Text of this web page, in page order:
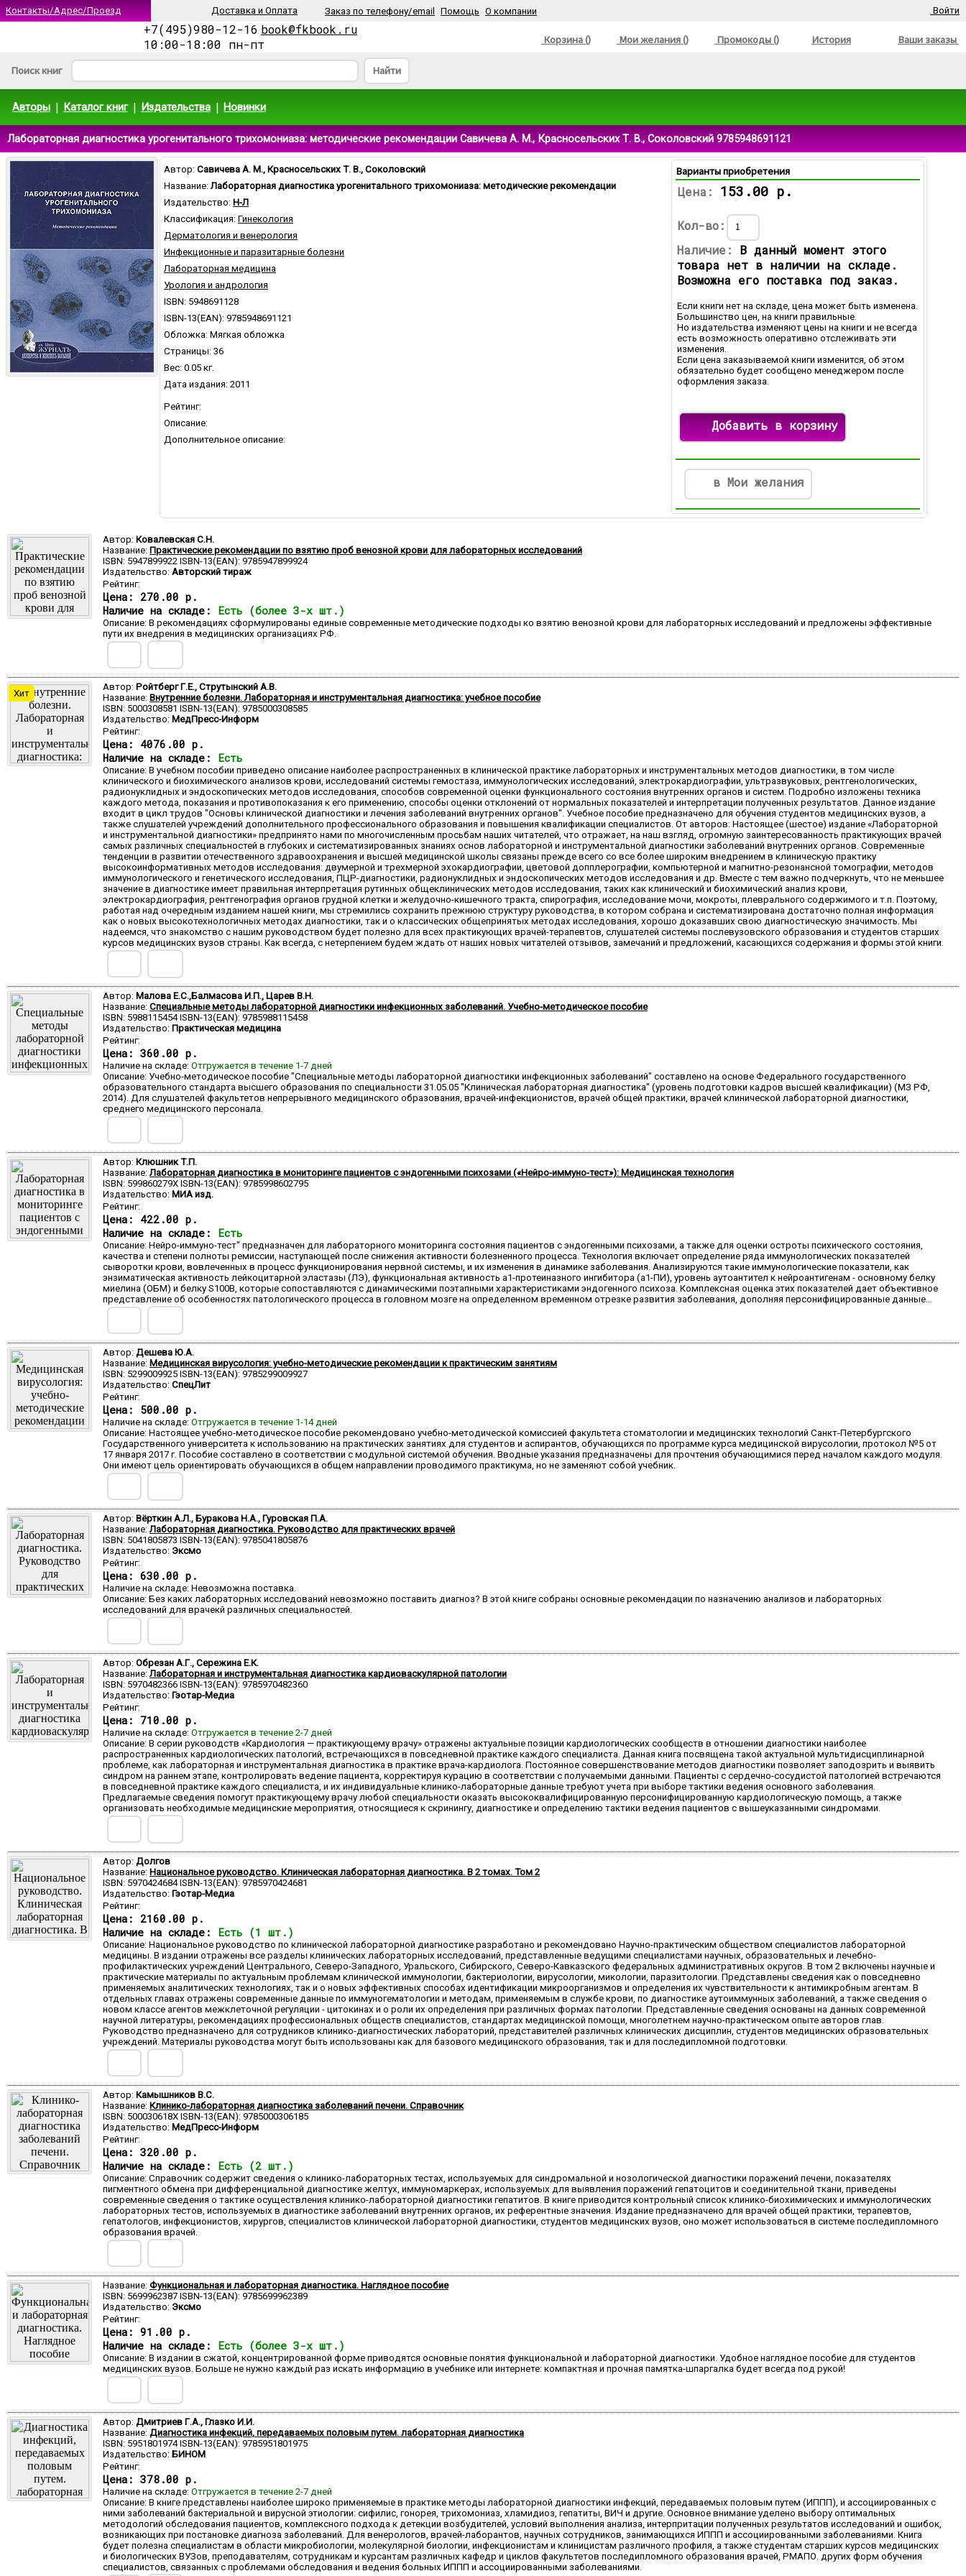
Контакты/Адрес/Проезд Доставка и Оплата Заказ по телефону/email Помощь О компании Войти
+7(495)980-12-16 book@fkbook.ru
10:00-18:00 пн-пт
Корзина () Мои желания () Промокоды () История Ваши заказы
Поиск книг Найти
Авторы | Каталог книг | Издательства | Новинки
Лабораторная диагностика урогенитального трихомониаза: методические рекомендации Савичева А. М., Красносельских Т. В., Соколовский 9785948691121
Варианты приобретения
Цена: 153.00 р.
Кол-во:
Наличие: В данный момент этого
товара нет в наличии на складе.
Возможна его поставка под заказ.
Если книги нет на складе, цена может быть изменена.
Большинство цен, на книги правильные.
Но издательства изменяют цены на книги и не всегда
есть возможность оперативно отслеживать эти
изменения.
Если цена заказываемой книги изменится, об этом
обязательно будет сообщено менеджером после
оформления заказа.
Добавить в корзину
в Мои желания
Автор: Савичева А. М., Красносельских Т. В., Соколовский
Название:Лабораторная диагностика урогенитального трихомониаза: методические рекомендации
Издательство: Н-Л
Классификация: Гинекология
Дерматология и венерология
Инфекционные и паразитарные болезни
Лабораторная медицина
Урология и андрология
ISBN: 5948691128
ISBN-13(EAN): 9785948691121
Обложка: Мягкая обложка
Страницы: 36
Вес: 0.05 кг.
Дата издания: 2011
Рейтинг:
Описание:
Дополнительное описание:
Автор: Ковалевская С.Н.
Название: Практические рекомендации по взятию проб венозной крови для лабораторных исследований
ISBN: 5947899922 ISBN-13(EAN): 9785947899924
Издательство: Авторский тираж
Рейтинг:
Цена: 270.00 р.
Наличие на складе: Есть (более 3-х шт.)
Описание: В рекомендациях сформулированы единые современные методические подходы ко взятию венозной крови для лабораторных исследований и предложены эффективные
пути их внедрения в медицинских организациях РФ.
Хит
Автор: Ройтберг Г.Е., Струтынский А.В.
Название: Внутренние болезни. Лабораторная и инструментальная диагностика: учебное пособие
ISBN: 5000308581 ISBN-13(EAN): 9785000308585
Издательство: МедПресс-Информ
Рейтинг:
Цена: 4076.00 р.
Наличие на складе: Есть
Описание: В учебном пособии приведено описание наиболее распространенных в клинической практике лабораторных и инструментальных методов диагностики, в том числе
клинического и биохимического анализов крови, исследований системы гемостаза, иммунологических исследований, электрокардиографии, ультразвуковых, рентгенологических,
радионуклидных и эндоскопических методов исследования, способов современной оценки функционального состояния внутренних органов и систем. Подробно изложены техника
каждого метода, показания и противопоказания к его применению, способы оценки отклонений от нормальных показателей и интерпретации полученных результатов. Данное издание
входит в цикл трудов "Основы клинической диагностики и лечения заболеваний внутренних органов". Учебное пособие предназначено для обучения студентов медицинских вузов, а
также слушателей учреждений дополнительного профессионального образования и повышения квалификации специалистов. От авторов: Настоящее (шестое) издание «Лабораторной
и инструментальной диагностики» предпринято нами по многочисленным просьбам наших читателей, что отражает, на наш взгляд, огромную заинтересованность практикующих врачей
самых различных специальностей в глубоких и систематизированных знаниях основ лабораторной и инструментальной диагностики заболеваний внутренних органов. Современные
тенденции в развитии отечественного здравоохранения и высшей медицинской школы связаны прежде всего со все более широким внедрением в клиническую практику
высокоинформативных методов исследования: двумерной и трехмерной эхокардиографии, цветовой допплерографии, компьютерной и магнитно-резонансной томографии, методов
иммунологического и генетического исследования, ПЦР-диагностики, радионуклидных и эндоскопических методов исследования и др. Вместе с тем важно подчеркнуть, что не меньшее
значение в диагностике имеет правильная интерпретация рутинных общеклинических методов исследования, таких как клинический и биохимический анализ крови,
электрокардиография, рентгенография органов грудной клетки и желудочно-кишечного тракта, спирография, исследование мочи, мокроты, плеврального содержимого и т.п. Поэтому,
работая над очередным изданием нашей книги, мы стремились сохранить прежнюю структуру руководства, в котором собрана и систематизирована достаточно полная информация
как о новых высокотехнологичных методах диагностики, так и о классических общепринятых методах исследования, хорошо доказавших свою диагностическую значимость. Мы
надеемся, что знакомство с нашим руководством будет полезно для всех практикующих врачей-терапевтов, слушателей системы послевузовского образования и студентов старших
курсов медицинских вузов страны. Как всегда, с нетерпением будем ждать от наших новых читателей отзывов, замечаний и предложений, касающихся содержания и формы этой книги.
Автор: Малова Е.С.,Балмасова И.П., Царев В.Н.
Название: Специальные методы лабораторной диагностики инфекционных заболеваний. Учебно-методическое пособие
ISBN: 5988115454 ISBN-13(EAN): 9785988115458
Издательство: Практическая медицина
Рейтинг:
Цена: 360.00 р.
Наличие на складе: Отгружается в течение 1-7 дней
Описание: Учебно-методическое пособие "Специальные методы лабораторной диагностики инфекционных заболеваний" составлено на основе Федерального государственного
образовательного стандарта высшего образования по специальности 31.05.05 "Клиническая лабораторная диагностика" (уровень подготовки кадров высшей квалификации) (МЗ РФ,
2014). Для слушателей факультетов непрерывного медицинского образования, врачей-инфекционистов, врачей общей практики, врачей клинической лабораторной диагностики,
среднего медицинского персонала.
Автор: Клюшник Т.П.
Название:Лабораторная диагностика в мониторинге пациентов с эндогенными психозами («Нейро-иммуно-тест»): Медицинская технология
ISBN: 599860279X ISBN-13(EAN): 9785998602795
Издательство: МИА изд.
Рейтинг:
Цена: 422.00 р.
Наличие на складе: Есть
Описание: Нейро-иммуно-тест" предназначен для лабораторного мониторинга состояния пациентов с эндогенными психозами, а также для оценки остроты психического состояния,
качества и степени полноты ремиссии, наступающей после снижения активности болезненного процесса. Технология включает определение ряда иммунологических показателей
сыворотки крови, вовлеченных в процесс функционирования нервной системы, и их изменения в динамике заболевания. Анализируются такие иммунологические показатели, как
энзиматическая активность лейкоцитарной эластазы (ЛЭ), функциональная активность а1-протеиназного ингибитора (а1-ПИ), уровень аутоантител к нейроантигенам - основному белку
миелина (ОБМ) и белку S100B, которые сопоставляются с динамическими поэтапными характеристиками эндогенного психоза. Комплексная оценка этих показателей дает объективное
представление об особенностях патологического процесса в головном мозге на определенном временном отрезке развития заболевания, дополняя персонифицированные данные...
Автор: Дешева Ю.А.
Название: Медицинская вирусология: учебно-методические рекомендации к практическим занятиям
ISBN: 5299009925 ISBN-13(EAN): 9785299009927
Издательство: СпецЛит
Рейтинг:
Цена: 500.00 р.
Наличие на складе: Отгружается в течение 1-14 дней
Описание: Настоящее учебно-методическое пособие рекомендовано учебно-методической комиссией факультета стоматологии и медицинских технологий Санкт-Петербургского
Государственного университета к использованию на практических занятиях для студентов и аспирантов, обучающихся по программе курса медицинской вирусологии, протокол №5 от
17 января 2017 г. Пособие составлено в соответствии с модульной системой обучения. Вводные указания предназначены для прочтения обучающимися перед началом каждого модуля.
Они имеют цель ориентировать обучающихся в общем направлении проводимого практикума, но не заменяют собой учебник.
Автор: Вёрткин А.Л., Буракова Н.А., Гуровская П.А.
Название:Лабораторная диагностика. Руководство для практических врачей
ISBN: 5041805873 ISBN-13(EAN): 9785041805876
Издательство: Эксмо
Рейтинг:
Цена: 630.00 р.
Наличие на складе: Невозможна поставка.
Описание: Без каких лабораторных исследований невозможно поставить диагноз? В этой книге собраны основные рекомендации по назначению анализов и лабораторных
исследований для врачекй различных специальностей.
Автор: Обрезан А.Г., Сережина Е.К.
Название:Лабораторная и инструментальная диагностика кардиоваскулярной патологии
ISBN: 5970482366 ISBN-13(EAN): 9785970482360
Издательство: Гэотар-Медиа
Рейтинг:
Цена: 710.00 р.
Наличие на складе: Отгружается в течение 2-7 дней
Описание: В серии руководств «Кардиология — практикующему врачу» отражены актуальные позиции кардиологических сообществ в отношении диагностики наиболее
распространенных кардиологических патологий, встречающихся в повседневной практике каждого специалиста. Данная книга посвящена такой актуальной мультидисциплинарной
проблеме, как лабораторная и инструментальная диагностика в практике врача-кардиолога. Постоянное совершенствование методов диагностики позволяет заподозрить и выявить
синдром на раннем этапе, контролировать ведение пациента, корректируя курацию в соответствии с получаемыми данными. Пациенты с сердечно-сосудистой патологией встречаются
в повседневной практике каждого специалиста, и их индивидуальные клинико-лабораторные данные требуют учета при выборе тактики ведения основного заболевания.
Предлагаемые сведения помогут практикующему врачу любой специальности оказать высококвалифицированную персонифицированную кардиологическую помощь, а также
организовать необходимые медицинские мероприятия, относящиеся к скринингу, диагностике и определению тактики ведения пациентов с вышеуказанными синдромами.
Автор: Долгов
Название: Национальное руководство. Клиническая лабораторная диагностика. В 2 томах. Том 2
ISBN: 5970424684 ISBN-13(EAN): 9785970424681
Издательство: Гэотар-Медиа
Рейтинг:
Цена: 2160.00 р.
Наличие на складе: Есть (1 шт.)
Описание: Национальное руководство по клинической лабораторной диагностике разработано и рекомендовано Научно-практическим обществом специалистов лабораторной
медицины. В издании отражены все разделы клинических лабораторных исследований, представленные ведущими специалистами научных, образовательных и лечебно-
профилактических учреждений Центрального, Северо-Западного, Уральского, Сибирского, Северо-Кавказского федеральных административных округов. В том 2 включены научные и
практические материалы по актуальным проблемам клинической иммунологии, бактериологии, вирусологии, микологии, паразитологии. Представлены сведения как о повседневно
применяемых аналитических технологиях, так и о новых эффективных способах идентификации микроорганизмов и определения их чувствительности к антимикробным агентам. В
отдельных главах отражены современные данные по иммуногематологии и методам, применяемым в службе крови, по диагностике аутоиммунных заболеваний, а также сведения о
новом классе агентов межклеточной регуляции - цитокинах и о роли их определения при различных формах патологии. Представленные сведения основаны на данных современной
научной литературы, рекомендациях профессиональных обществ специалистов, стандартах медицинской помощи, многолетнем научно-практическом опыте авторов глав.
Руководство предназначено для сотрудников клинико-диагностических лабораторий, представителей различных клинических дисциплин, студентов медицинских образовательных
учреждений. Материалы руководства могут быть использованы как для базового медицинского образования, так и для последипломной подготовки.
Автор: Камышников В.С.
Название: Клинико-лабораторная диагностика заболеваний печени. Справочник
ISBN: 500030618X ISBN-13(EAN): 9785000306185
Издательство: МедПресс-Информ
Рейтинг:
Цена: 320.00 р.
Наличие на складе: Есть (2 шт.)
Описание: Справочник содержит сведения о клинико-лабораторных тестах, используемых для синдромальной и нозологической диагностики поражений печени, показателях
пигментного обмена при дифференциальной диагностике желтух, иммуномаркерах, используемых для выявления поражений гепатоцитов и соединительной ткани, приведены
современные сведения о тактике осуществления клинико-лабораторной диагностики гепатитов. В книге приводится контрольный список клинико-биохимических и иммунологических
лабораторных тестов, используемых в диагностике заболеваний внутренних органов, их референтные значения. Издание предназначено для врачей общей практики, терапевтов,
гепатологов, инфекционистов, хирургов, специалистов клинической лабораторной диагностики, студентов медицинских вузов, оно может использоваться в системе последипломного
образования врачей.
Название: Функциональная и лабораторная диагностика. Наглядное пособие
ISBN: 5699962387 ISBN-13(EAN): 9785699962389
Издательство: Эксмо
Рейтинг:
Цена: 91.00 р.
Наличие на складе: Есть (более 3-х шт.)
Описание: В издании в сжатой, концентрированной форме приводятся основные понятия функциональной и лабораторной диагностики. Удобное наглядное пособие для студентов
медицинских вузов. Больше не нужно каждый раз искать информацию в учебнике или интернете: компактная и прочная памятка-шпаргалка будет всегда под рукой!
Автор: Дмитриев Г.А., Глазко И.И.
Название: Диагностика инфекций, передаваемых половым путем. лабораторная диагностика
ISBN: 5951801974 ISBN-13(EAN): 9785951801975
Издательство: БИНОМ
Рейтинг:
Цена: 378.00 р.
Наличие на складе: Отгружается в течение 2-7 дней
Описание: В книге представлены наиболее широко применяемые в практике методы лабораторной диагностики инфекций, передаваемых половым путем (ИППП), и ассоциированных с
ними заболеваний бактериальной и вирусной этиологии: сифилис, гонорея, трихомониаз, хламидиоз, гепатиты, ВИЧ и другие. Основное внимание уделено выбору оптимальных
методологий обследования пациентов, комплексного подхода к детекции возбудителей, условий выполнения анализа, интерпритации полученных результатов исследований и ошибок,
возникающих при постановке диагноза заболеваний. Для венерологов, врачей-лаборантов, научных сотрудников, занимающихся ИППП и ассоциированными заболеваниями. Книга
будет полезна специалистам в области микробиологии, молекулярной биологии, инфекционистам и клиницистам различного профиля, а также студентам старших курсов медицинских
и биологических ВУЗов, преподавателям, сотрудникам и курсантам различных кафедр и циклов факультетов последипломного образования врачей, РМАПО. других форм обучения
специалистов, связанных с проблемами обследования и ведения больных ИППП и ассоциированными заболеваниями.